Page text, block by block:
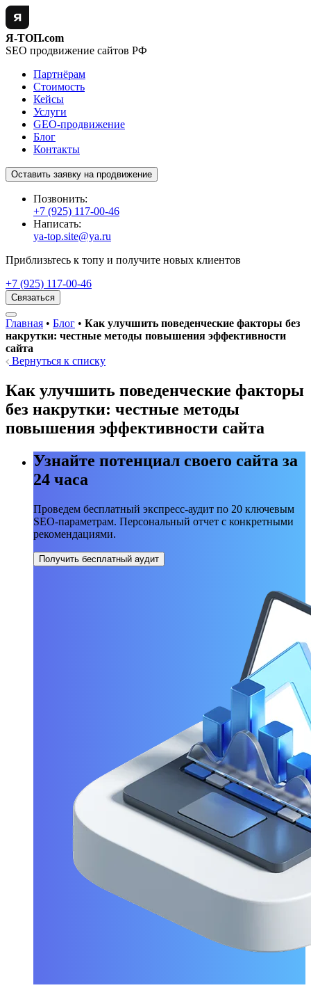
Я-ТОП.com
SEO продвижение сайтов РФ
Партнёрам
Стоимость
Кейсы
Услуги
GEO-продвижение
Блог
Контакты
Оставить заявку на продвижение
Позвонить:
+7 (925) 117-00-46
Написать:
ya-top.site@ya.ru
Приблизьтесь к топу и получите новых клиентов
+7 (925) 117-00-46
Связаться
Главная • Блог • Как улучшить поведенческие факторы без
накрутки: честные методы повышения эффективности
сайта
Вернуться к списку
Как улучшить поведенческие факторы
без накрутки: честные методы
повышения эффективности сайта
Узнайте потенциал своего сайта за
24 часа
Проведем бесплатный экспресс-аудит по 20 ключевым
SEO-параметрам. Персональный отчет с конкретными
рекомендациями.
Получить бесплатный аудит